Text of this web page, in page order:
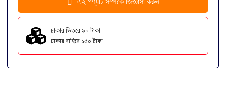
ঢাকার ভিতরে ৯০ টাকা
ঢাকার বাহিরে ১৫০ টাকা